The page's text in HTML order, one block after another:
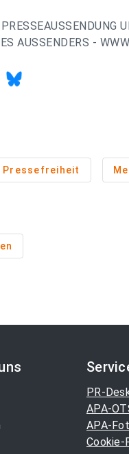
AUSSENDERS -
Pressefreiheit
PR-
APA-
APA-
Cookie-